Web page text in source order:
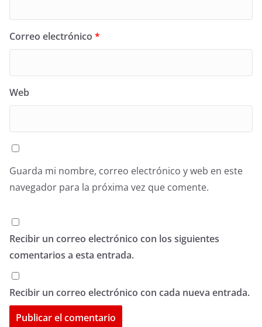
Correo electrónico *
Web
Guarda mi nombre, correo electrónico y web en este
navegador para la próxima vez que comente.
Recibir un correo electrónico con los siguientes
comentarios a esta entrada.
Recibir un correo electrónico con cada nueva entrada.